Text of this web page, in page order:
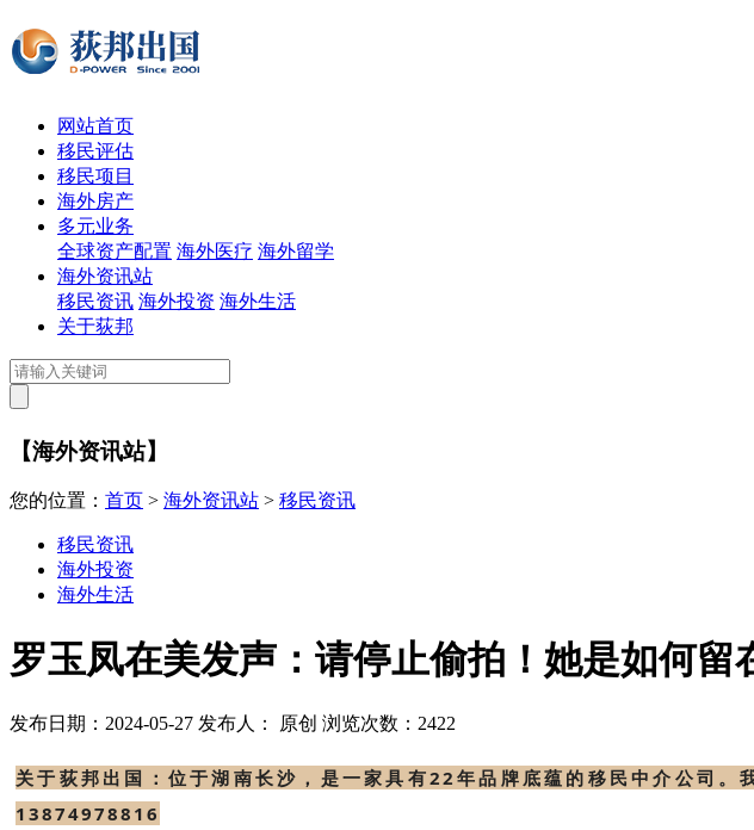
网站首页
移民评估
移民项目
海外房产
多元业务
全球资产配置 海外医疗 海外留学
海外资讯站
移民资讯 海外投资 海外生活
关于荻邦
【海外资讯站】
您的位置： 首页 > 海外资讯站 > 移民资讯
移民资讯
海外投资
海外生活
罗玉凤在美发声：请停止偷拍！她是如何留
发布日期：2024-05-27 发布人： 原创 浏览次数：2422
关于荻邦出国：位于湖南长沙，是一家具有22年品牌底蕴的移民中介公司
13874978816